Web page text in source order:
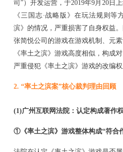
司”）开发运营 ，于2019年9月20日
《三国志·战略版》在玩法规则等
滨》的情况 ， 严重损害了自身权益。
张简悦公司的游戏在游戏机制、元
《率土之滨》游戏高度相似，构成
严重侵犯《率土之滨》游戏的改编权
2. “率土之滨案”核心裁判理由回顾
(1)广州互联网法院：认定构成著作
① 《率土之滨》游戏整体构成“符合